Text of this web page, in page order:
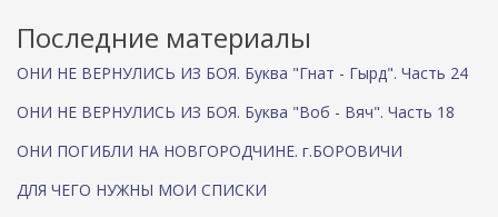
Последние материалы
ОНИ НЕ ВЕРНУЛИСЬ ИЗ БОЯ. Буква "Гнат - Гырд". Часть 24
ОНИ НЕ ВЕРНУЛИСЬ ИЗ БОЯ. Буква "Воб - Вяч". Часть 18
ОНИ ПОГИБЛИ НА НОВГОРОДЧИНЕ. г.БОРОВИЧИ
ДЛЯ ЧЕГО НУЖНЫ МОИ СПИСКИ